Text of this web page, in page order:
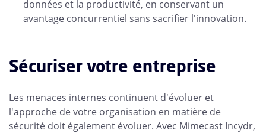
données et la productivité, en conservant un
avantage concurrentiel sans sacrifier l'innovation.
Sécuriser votre entreprise
Les menaces internes continuent d'évoluer et
l'approche de votre organisation en matière de
sécurité doit également évoluer. Avec Mimecast Incydr,